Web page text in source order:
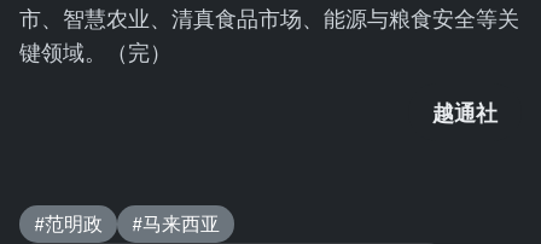
市、智慧农业、清真食品市场、能源与粮食安全等关
键领域。（完）
越通社
#范明政
#马来西亚